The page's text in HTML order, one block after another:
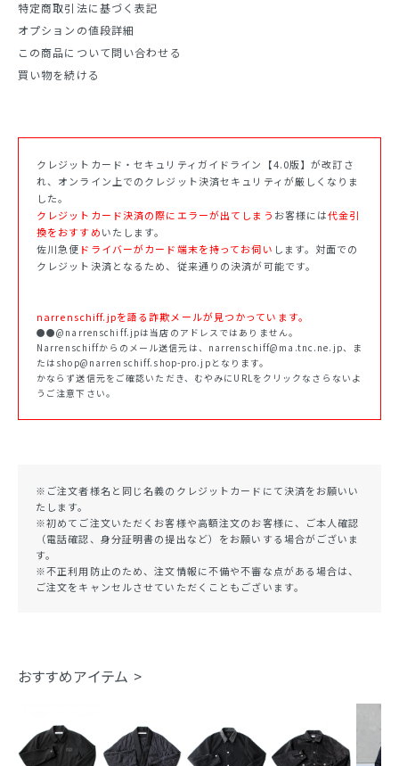
特定商取引法に基づく表記
オプションの値段詳細
この商品について問い合わせる
買い物を続ける
クレジットカード・セキュリティガイドライン【4.0版】が改訂さ
れ、オンライン上でのクレジット決済セキュリティが厳しくなりま
した。
クレジットカード決済の際にエラーが出てしまう お客様には代金引
換をおすすめいたします。
佐川急便 ドライバーがカード端末を持ってお伺い します。対面での
クレジット決済となるため、従来通りの決済が可能です。
narrenschiff.jpを語る詐欺メールが見つかっています。
●●@narrenschiff.jpは当店のアドレスではありません。
Narrenschiffからのメール送信元は、narrenschiff@ma.tnc.ne.jp、ま
たはshop@narrenschiff.shop-pro.jpとなります。
かならず送信元をご確認いただき、むやみにURLをクリックなさらないよ
うご注意下さい。
※ご注文者様名と同じ名義のクレジットカードにて決済をお願いい
たします。
※初めてご注文いただくお客様や高額注文のお客様に、ご本人確認
（電話確認、身分証明書の提出など）をお願いする場合がございま
す。
※不正利用防止のため、注文情報に不備や不審な点がある場合は、
ご注文をキャンセルさせていただくこともございます。
おすすめアイテム >